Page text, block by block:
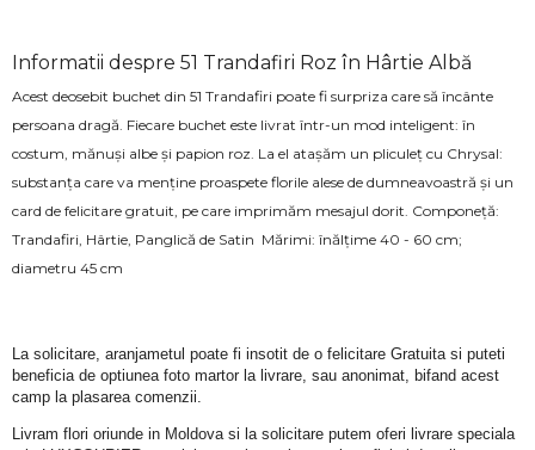
Informatii despre 51 Trandafiri Roz în Hârtie Albă
Acest deosebit buchet din 51 Trandafiri poate fi surpriza care să încânte
persoana dragă. Fiecare buchet este livrat într-un mod inteligent: în
costum, mănuși albe și papion roz. La el atașăm un pliculeț cu Chrysal:
substanța care va menține proaspete florile alese de dumneavoastră și un
card de felicitare gratuit, pe care imprimăm mesajul dorit. Componeță:
Trandafiri, Hârtie, Panglică de Satin Mărimi: înălțime 40 - 60 cm;
diametru 45 cm
La solicitare, aranjametul poate fi insotit de o felicitare Gratuita si puteti
beneficia de optiunea foto martor la livrare, sau anonimat, bifand acest
camp la plasarea comenzii.
Livram flori oriunde in Moldova si la solicitare putem oferi livrare speciala